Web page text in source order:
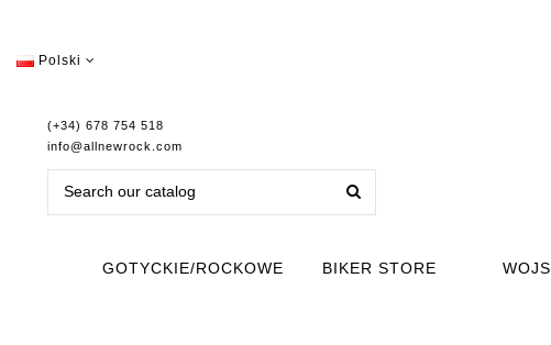
Polski
(+34) 678 754 518
info@allnewrock.com
GOTYCKIE/ROCKOWE BIKER STORE